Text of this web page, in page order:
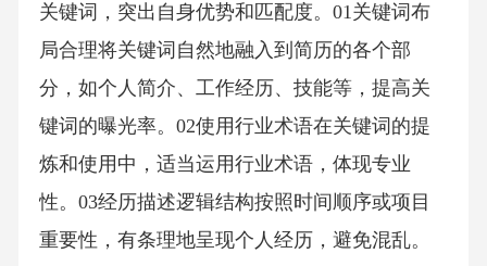
关键词，突出自身优势和匹配度。01关键词布
局合理将关键词自然地融入到简历的各个部
分，如个人简介、工作经历、技能等，提高关
键词的曝光率。02使用行业术语在关键词的提
炼和使用中，适当运用行业术语，体现专业
性。03经历描述逻辑结构按照时间顺序或项目
重要性，有条理地呈现个人经历，避免混乱。